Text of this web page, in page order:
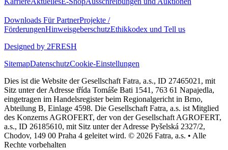
Downloads Für PartnerProjekte /
FörderungenHinweisgeberschutzEthikkodex und Tell us
Designed by 2FRESH
SitemapDatenschutzCookie-Einstellungen
Dies ist die Website der Gesellschaft Fatra, a.s., ID 27465021, mit
Sitz unter der Adresse třída Tomáše Bati 1541, 763 61 Napajedla,
eingetragen im Handelsregister beim Regionalgericht in Brno,
Abteilung B, Einlage 4598. Die Gesellschaft Fatra, a.s. ist Mitglied
des Konzerns AGROFERT, der von der Gesellschaft AGROFERT,
a.s., ID 26185610, mit Sitz unter der Adresse Pyšelská 2327/2,
Chodov, 149 00 Praha 4 geleitet wird. © 2026 Fatra, a.s. • Alle
Rechte vorbehalten